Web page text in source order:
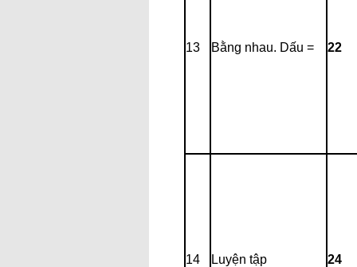
13 Bằng nhau. Dấu = 22
14 Luyện tập 24